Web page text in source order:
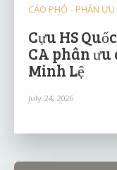
CÁO PHÓ - PHÂN
Cựu HS
CA phân ưu
Minh Lệ
July 24, 2026